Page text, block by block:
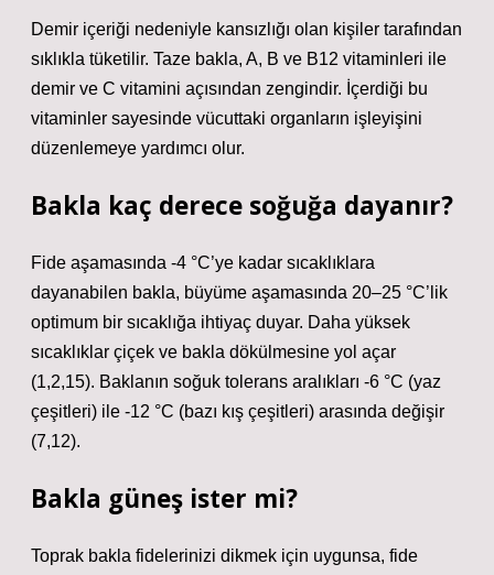
Demir içeriği nedeniyle kansızlığı olan kişiler tarafından
sıklıkla tüketilir. Taze bakla, A, B ve B12 vitaminleri ile
demir ve C vitamini açısından zengindir. İçerdiği bu
vitaminler sayesinde vücuttaki organların işleyişini
düzenlemeye yardımcı olur.
Bakla kaç derece soğuğa dayanır?
Fide aşamasında -4 °C’ye kadar sıcaklıklara
dayanabilen bakla, büyüme aşamasında 20–25 °C’lik
optimum bir sıcaklığa ihtiyaç duyar. Daha yüksek
sıcaklıklar çiçek ve bakla dökülmesine yol açar
(1,2,15). Baklanın soğuk tolerans aralıkları -6 °C (yaz
çeşitleri) ile -12 °C (bazı kış çeşitleri) arasında değişir
(7,12).
Bakla güneş ister mi?
Toprak bakla fidelerinizi dikmek için uygunsa, fide